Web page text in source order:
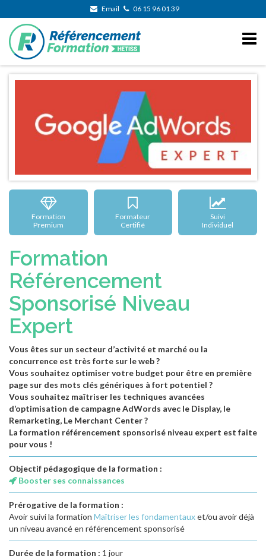
Email 06 15 96 01 39
Formation
Premium
Formateur
Certifié
Suivi
Individuel
Formation
Référencement
Sponsorisé Niveau
Expert
Vous êtes sur un secteur d’activité et marché ou la
concurrence est très forte sur le web ?
Vous souhaitez optimiser votre budget pour être en première
page sur des mots clés génériques à fort potentiel ?
Vous souhaitez maîtriser les techniques avancées
d’optimisation de campagne AdWords avec le Display, le
Remarketing, Le Merchant Center ?
La formation référencement sponsorisé niveau expert est faite
pour vous !
Objectif pédagogique de la formation :
Booster ses connaissances
Prérogative de la formation :
Avoir suivi la formation Maîtriser les fondamentauxet/ou avoir déjà
un niveau avancé en référencement sponsorisé
Durée de la formation : 1 jour